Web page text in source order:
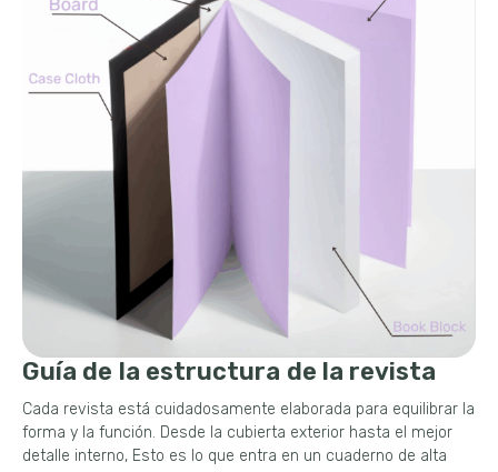
Guía de la estructura de la revista
Cada revista está cuidadosamente elaborada para equilibrar la
forma y la función. Desde la cubierta exterior hasta el mejor
detalle interno, Esto es lo que entra en un cuaderno de alta